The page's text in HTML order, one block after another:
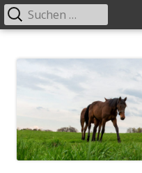
zum
Primäres
Suchen
nach: